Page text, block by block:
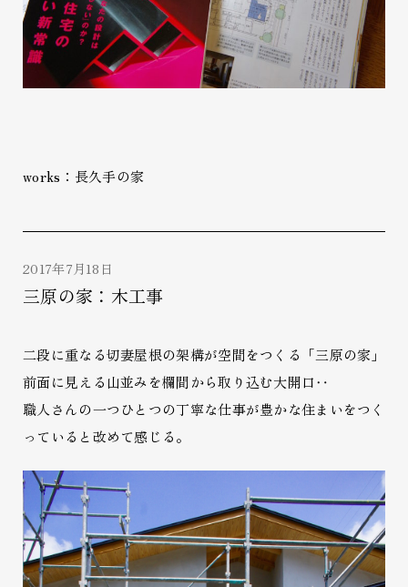
works：長久手の家
2017年7月18日
三原の家：木工事
二段に重なる切妻屋根の架構が空間をつくる「三原の家」
前面に見える山並みを欄間から取り込む大開口‥
職人さんの一つひとつの丁寧な仕事が豊かな住まいをつく
っていると改めて感じる。